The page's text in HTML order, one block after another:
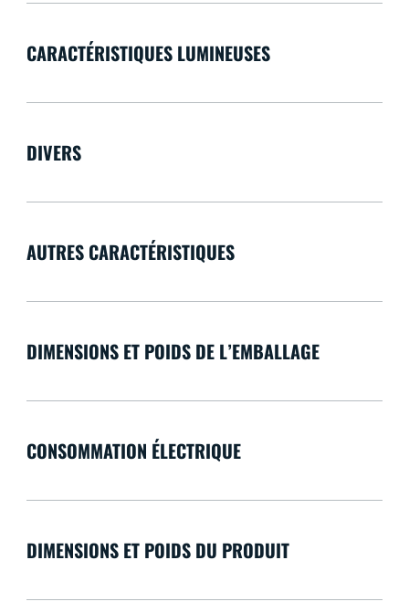
CARACTÉRISTIQUES LUMINEUSES
DIVERS
AUTRES CARACTÉRISTIQUES
DIMENSIONS ET POIDS DE L’EMBALLAGE
CONSOMMATION ÉLECTRIQUE
DIMENSIONS ET POIDS DU PRODUIT